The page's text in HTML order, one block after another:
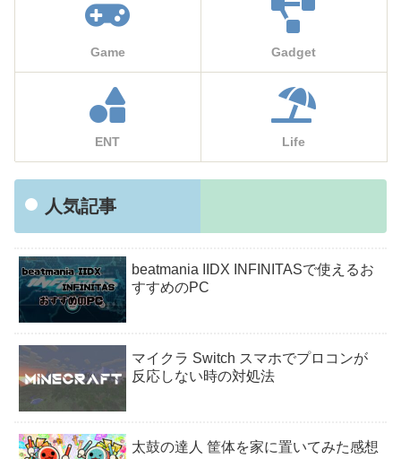
Game Gadget
ENT Life
人気記事
beatmania IIDX INFINITASで使えるお
すすめのPC
マイクラ Switch スマホでプロコンが
反応しない時の対処法
太鼓の達人 筐体を家に置いてみた感想